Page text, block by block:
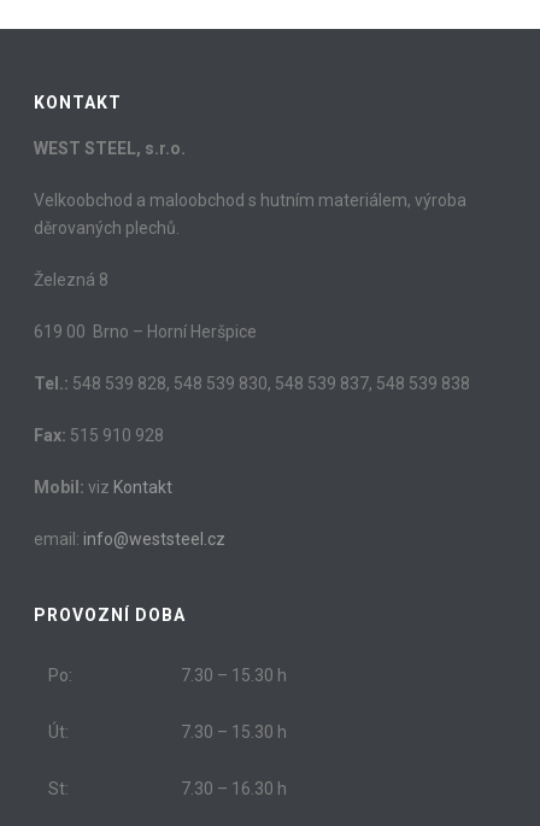
KONTAKT
WEST STEEL, s.r.o.
Velkoobchod a maloobchod s hutním materiálem, výroba
děrovaných plechů.
Železná 8
619 00 Brno – Horní Heršpice
Tel.: 548 539 828, 548 539 830, 548 539 837, 548 539 838
Fax: 515 910 928
Mobil: viz Kontakt
email: info@weststeel.cz
PROVOZNÍ DOBA
Po: 7.30 – 15.30 h
Út: 7.30 – 15.30 h
St: 7.30 – 16.30 h